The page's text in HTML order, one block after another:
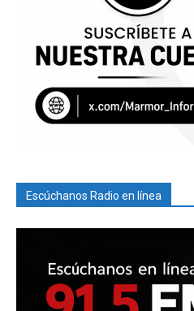
Escúchanos Radio en línea